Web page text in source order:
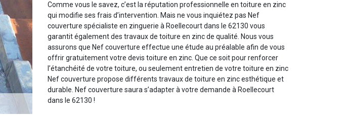
Comme vous le savez, c’est la réputation professionnelle en toiture en zinc
qui modifie ses frais d’intervention. Mais ne vous inquiétez pas Nef
couverture spécialiste en zinguerie à Roellecourt dans le 62130 vous
garantit également des travaux de toiture en zinc de qualité. Nous vous
assurons que Nef couverture effectue une étude au préalable afin de vous
offrir gratuitement votre devis toiture en zinc. Que ce soit pour renforcer
l’étanchéité de votre toiture, ou seulement entretien de votre toiture en zinc
Nef couverture propose différents travaux de toiture en zinc esthétique et
durable. Nef couverture saura s’adapter à votre demande à Roellecourt
dans le 62130 !